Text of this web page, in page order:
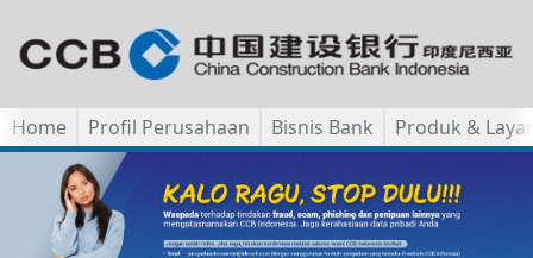
Home Profil Perusahaan Bisnis Bank Produk &